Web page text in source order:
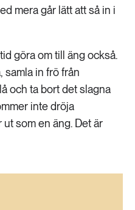
mera går lätt att så in i
göra om till äng också.
samla in frö från
och ta bort det slagna
inte dröja
som en äng. Det är